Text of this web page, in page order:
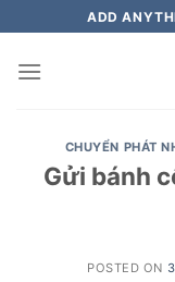
to
content
ADD
CHUYỂN PHÁT
Gửi bánh
POSTED ON